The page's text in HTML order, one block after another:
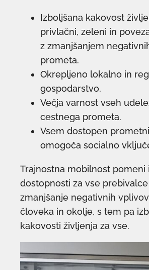
Izboljšana kakovost
privlačni, zeleni in
z zmanjšanjem
prometa.
Okrepljeno lokalno in
gospodarstvo.
Večja varnost vseh
cestnega prometa.
Vsem dostopen
omogoča socialno
Trajnostna mobilnost pomeni
dostopnosti za vse
zmanjšanje negativnih
človeka in okolje, s tem pa
kakovosti življenja za vse.